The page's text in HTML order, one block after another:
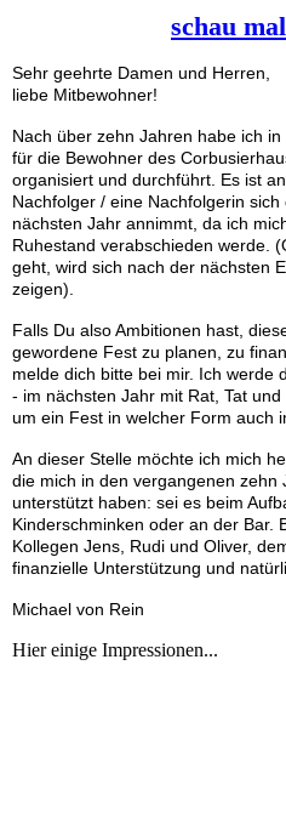
schau
Sehr geehrte Damen und Herren,
liebe Mitbewohner!
Nach über zehn Jahren habe ich
für die Bewohner des
organisiert und durchführt. Es ist
Nachfolger / eine Nachfolgerin
nächsten Jahr annimmt, da ich
Ruhestand verabschieden werde.
geht, wird sich nach der nächsten
zeigen).
Falls Du also Ambitionen hast,
gewordene Fest zu planen, zu
melde dich bitte bei mir. Ich werde
- im nächsten Jahr mit Rat, Tat und
um ein Fest in welcher Form auch
An dieser Stelle möchte ich mich
die mich in den vergangenen zehn
unterstützt haben: sei es beim
Kinderschminken oder an der Bar.
Kollegen Jens, Rudi und Oliver,
finanzielle Unterstützung und
Michael von Rein
Hier einige Impressionen...